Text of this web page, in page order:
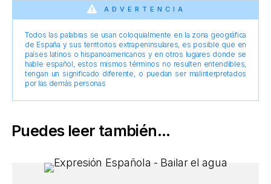
ADVERTENCIA
Todos las palabras se usan coloquialmente en la zona geográfica
de España y sus territorios extrapeninsulares, es posible que en
países latinos o hispanoamericanos y en otros lugares donde se
hable español, estos mismos términos no resulten entendibles,
tengan un significado diferente, o puedan ser malinterpretados
por las demás personas
Puedes leer también...